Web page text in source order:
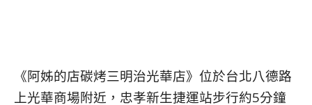
《阿姊的店碳烤三明治光華店》位於台北八德路
上光華商場附近，忠孝新生捷運站步行約5分鐘